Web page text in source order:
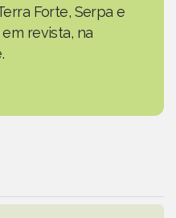
Forte, Serpa e
revista, na